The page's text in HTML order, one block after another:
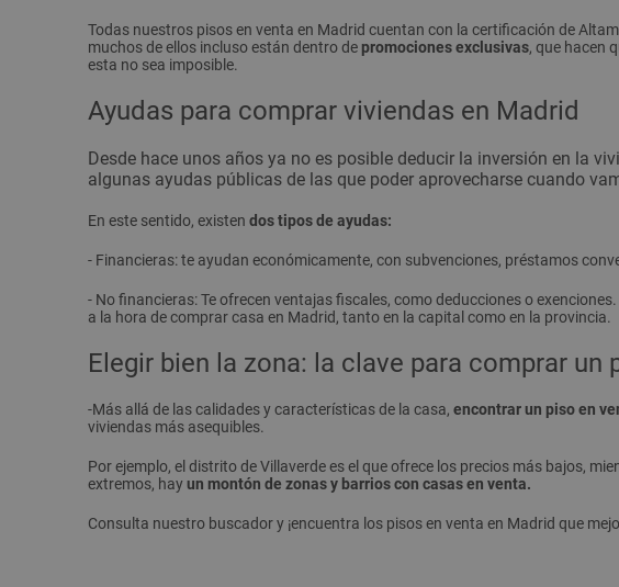
Todas nuestros pisos en venta en Madrid cuentan con la certificación de
muchos de ellos incluso están dentro de promociones exclusivas, que hacen
esta no sea imposible.
Ayudas para comprar viviendas en Madrid
Desde hace unos años ya no es posible deducir la inversión en la
algunas ayudas públicas de las que poder aprovecharse cuando
En este sentido, existen dos tipos de ayudas:
- Financieras: te ayudan económicamente, con subvenciones, préstamos
- No financieras: Te ofrecen ventajas fiscales, como deducciones o
a la hora de comprar casa en Madrid, tanto en la capital como en la provincia.
Elegir bien la zona: la clave para comprar un
-Más allá de las calidades y características de la casa, encontrar un piso en
viviendas más asequibles.
Por ejemplo, el distrito de Villaverde es el que ofrece los precios más bajos,
extremos, hayun montón de zonas y barrios con casas en venta.
Consulta nuestro buscador y ¡encuentra los pisos en venta en Madrid que